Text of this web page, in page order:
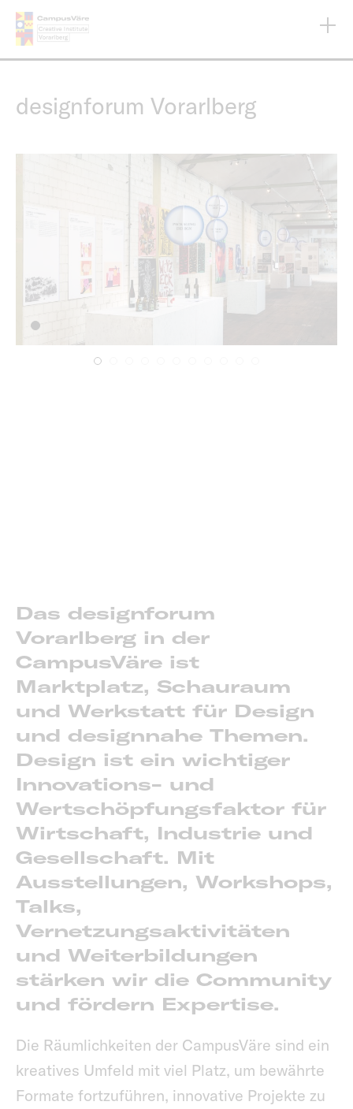
Inhalt
designforum Vorarlberg
Das designforum
Vorarlberg in der
CampusVäre ist
Marktplatz, Schauraum
und Werkstatt für Design
und designnahe Themen.
Design ist ein wichtiger
Innovations- und
Wertschöpfungsfaktor für
Wirtschaft, Industrie und
Gesellschaft. Mit
Ausstellungen, Workshops,
Talks,
Vernetzungsaktivitäten
und Weiterbildungen
stärken wir die Community
und fördern Expertise.
Die Räumlichkeiten der CampusVäre sind ein
kreatives Umfeld mit viel Platz, um bewährte
Formate fortzuführen, innovative Projekte zu